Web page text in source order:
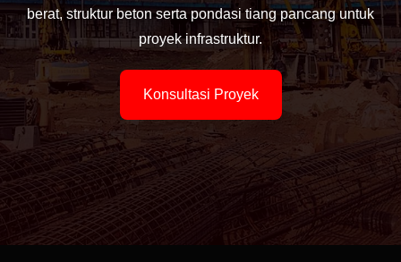
berat, struktur beton serta pondasi tiang pancang untuk
proyek infrastruktur.
Konsultasi Proyek